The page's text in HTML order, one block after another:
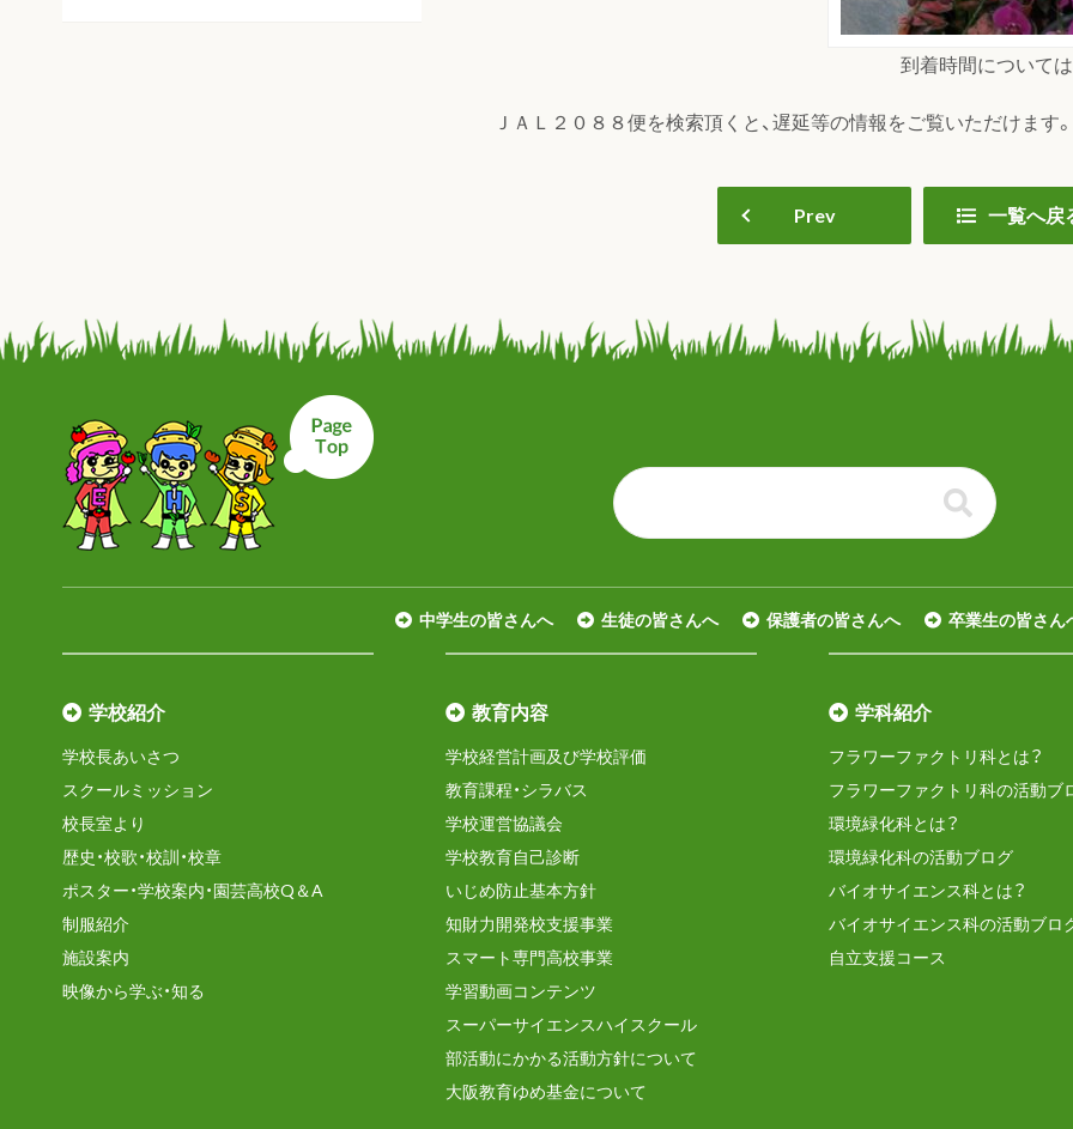
到着時間については
ＪＡＬ２０８８便を検索頂くと、遅延等の情報をご覧いただけます。
Prev 一覧へ戻
中学生の皆さんへ 生徒の皆さんへ 保護者の皆さんへ 卒業生の皆さん
学校紹介
学校長あいさつ
スクールミッション
校長室より
歴史・校歌・校訓・校章
ポスター・学校案内・園芸高校Q＆A
制服紹介
施設案内
映像から学ぶ・知る
教育内容
学校経営計画及び学校評価
教育課程・シラバス
学校運営協議会
学校教育自己診断
いじめ防止基本方針
知財力開発校支援事業
スマート専門高校事業
学習動画コンテンツ
スーパーサイエンスハイスクール
部活動にかかる活動方針について
大阪教育ゆめ基金について
学科紹介
フラワーファクトリ科とは？
フラワーファクトリ科の活動ブ
環境緑化科とは？
環境緑化科の活動ブログ
バイオサイエンス科とは？
バイオサイエンス科の活動ブロ
自立支援コース